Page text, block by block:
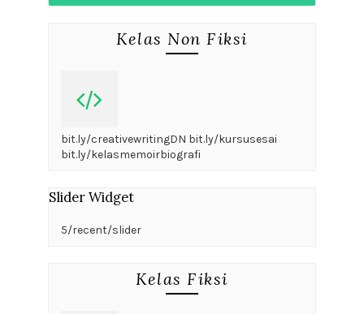
Kelas Non Fiksi
bit.ly/creativewritingDN bit.ly/kursusesai
bit.ly/kelasmemoirbiografi
Slider Widget
5/recent/slider
Kelas Fiksi